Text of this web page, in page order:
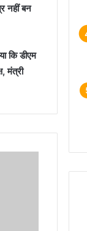
नहीं बन
कि डीएम
मंत्री